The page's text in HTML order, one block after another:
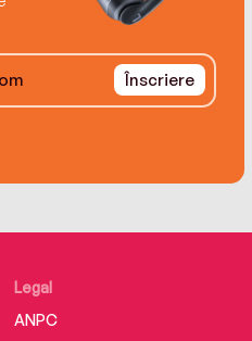
Înscriere
Legal
ANPC